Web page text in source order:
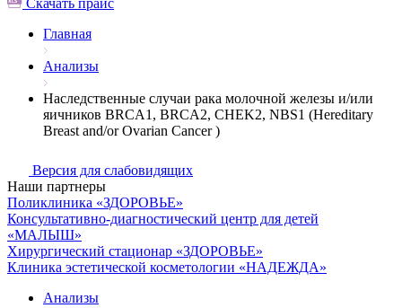
Скачать прайс
Главная
Анализы
Наследственные случаи рака молочной железы и/или
яичников BRCA1, BRCA2, CHEK2, NBS1 (Hereditary
Breast and/or Ovarian Cancer )
Версия для слабовидящих
Наши партнеры
Поликлиника «ЗДОРОВЬЕ»
Консультативно-диагностический центр для детей
«МАЛЫШ»
Хирургический стационар «ЗДОРОВЬЕ»
Клиника эстетической косметологии «НАДЕЖДА»
Анализы